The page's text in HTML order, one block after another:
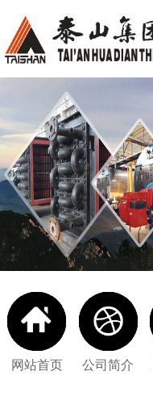
网站首页 公司简介